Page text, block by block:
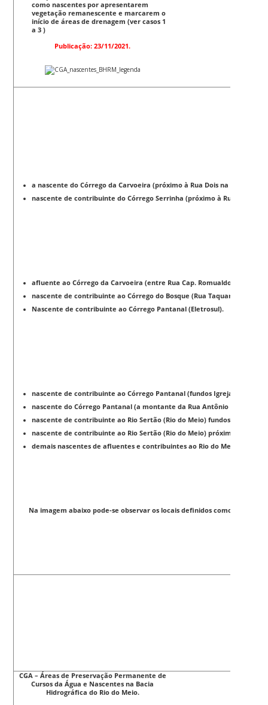
como nascentes por apresentarem
vegetação remanescente e marcarem o
início de áreas de drenagem (ver casos 1
a 3 )
Publicação: 23/11/2021.
a nascente do Córrego da Carvoeira (próximo à Rua Dois na Serrinha),
nascente de contribuinte do Córrego Serrinha (próximo à Rua das
afluente ao Córrego da Carvoeira (entre Rua Cap. Romualdo de Barros
nascente de contribuinte ao Córrego do Bosque (Rua Taquaras – ELASE/
Nascente de contribuinte ao Córrego Pantanal (Eletrosul).
nascente de contribuinte ao Córrego Pantanal (fundos Igreja Santo
nascente do Córrego Pantanal (a montante da Rua Antônio Francisco
nascente de contribuinte ao Rio Sertão (Rio do Meio) fundos Rua
nascente de contribuinte ao Rio Sertão (Rio do Meio) próximo Rua
demais nascentes de afluentes e contribuintes ao Rio do Meio a
Na imagem abaixo pode-se observar os locais definidos como
CGA – Áreas de Preservação Permanente de
Cursos da Água e Nascentes na Bacia
Hidrográfica do Rio do Meio.